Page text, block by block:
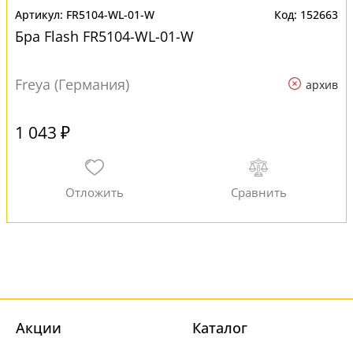
FR5104-WL-01-W 152663
Бра Flash FR5104-WL-01-W
Freya (Германия) архив
1 043 ₽
Акции Каталог